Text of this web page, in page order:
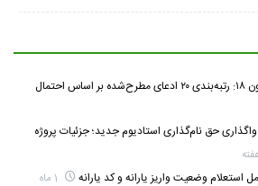
واقعیت‌سنجی شایعات آیفون ۱۸: رتبه‌بندی ۲۰ ادعای مطرح‌شده بر اساس احتمال
واگذاری حق نام‌گذاری استادیوم جدید؛ جزئیات پروژه
استعلام وضعیت واریز یارانه و کد یارانه